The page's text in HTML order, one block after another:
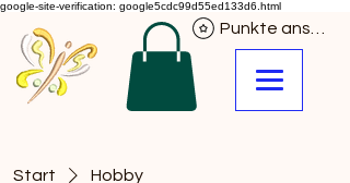
google-site-verification: google5cdc99d55ed133d6.html
Start Hobby